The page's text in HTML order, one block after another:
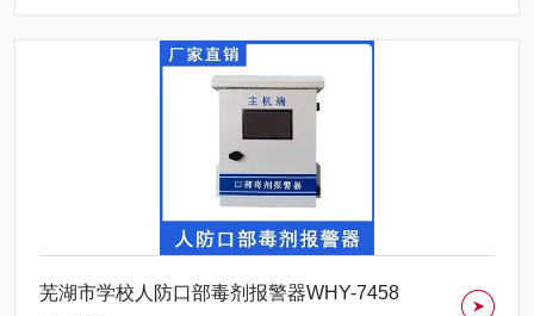
芜湖市学校人防口部毒剂报警器WHY-7458